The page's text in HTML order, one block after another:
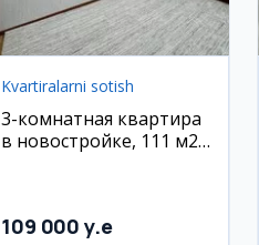
Kvartiralarni sotish
3-комнатная квартира
в новостройке, 111 м2,
109 000 y.e